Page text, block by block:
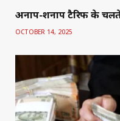
अनाप-शनाप टैरिफ के
OCTOBER 14, 2025